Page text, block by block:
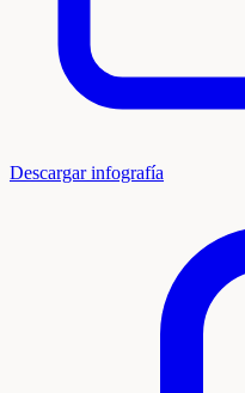
Descargar infografía